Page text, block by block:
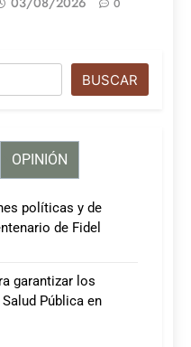
0
BUSCAR
OPINIÓN
políticas y de
de Fidel
garantizar los
Pública en